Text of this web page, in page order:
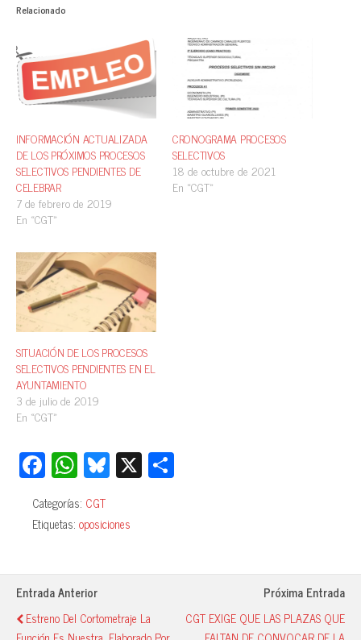
Relacionado
INFORMACIÓN ACTUALIZADA
DE LOS PRÓXIMOS PROCESOS
SELECTIVOS PENDIENTES DE
CELEBRAR
7 de febrero de 2019
En «CGT»
CRONOGRAMA PROCESOS
SELECTIVOS
18 de octubre de 2021
En «CGT»
SITUACIÓN DE LOS PROCESOS
SELECTIVOS PENDIENTES EN EL
AYUNTAMIENTO
3 de julio de 2019
En «CGT»
Fa
ce
bo
ok
W
ha
ts
A
pp
Bl
ue
sk
y
X
rti
Categorías: CGT
Etiquetas: oposiciones
Entrada Anterior
Estreno Del Cortometraje La
Próxima Entrada
CGT EXIGE QUE LAS PLAZAS QUE